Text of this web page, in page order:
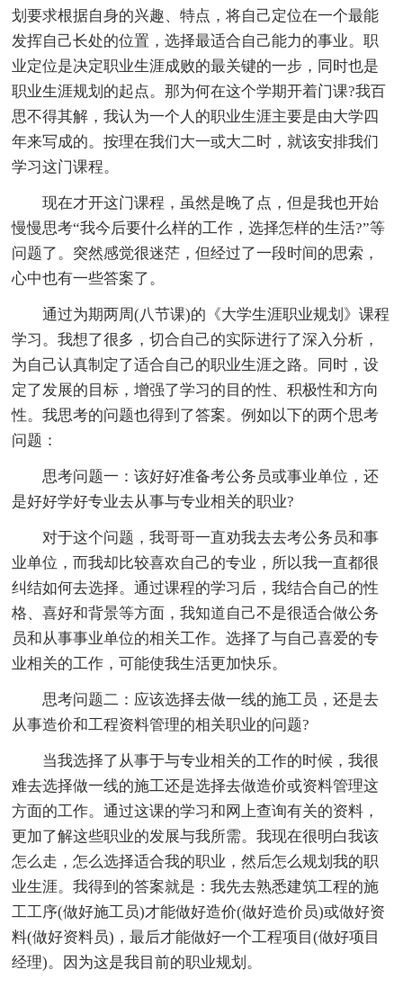
划要求根据自身的兴趣、特点，将自己定位在一个最能
发挥自己长处的位置，选择最适合自己能力的事业。职
业定位是决定职业生涯成败的最关键的一步，同时也是
职业生涯规划的起点。那为何在这个学期开着门课?我百
思不得其解，我认为一个人的职业生涯主要是由大学四
年来写成的。按理在我们大一或大二时，就该安排我们
学习这门课程。
现在才开这门课程，虽然是晚了点，但是我也开始
慢慢思考“我今后要什么样的工作，选择怎样的生活?”等
问题了。突然感觉很迷茫，但经过了一段时间的思索，
心中也有一些答案了。
通过为期两周(八节课)的《大学生涯职业规划》课程
学习。我想了很多，切合自己的实际进行了深入分析，
为自己认真制定了适合自己的职业生涯之路。同时，设
定了发展的目标，增强了学习的目的性、积极性和方向
性。我思考的问题也得到了答案。例如以下的两个思考
问题：
思考问题一：该好好准备考公务员或事业单位，还
是好好学好专业去从事与专业相关的职业?
对于这个问题，我哥哥一直劝我去去考公务员和事
业单位，而我却比较喜欢自己的专业，所以我一直都很
纠结如何去选择。通过课程的学习后，我结合自己的性
格、喜好和背景等方面，我知道自己不是很适合做公务
员和从事事业单位的相关工作。选择了与自己喜爱的专
业相关的工作，可能使我生活更加快乐。
思考问题二：应该选择去做一线的施工员，还是去
从事造价和工程资料管理的相关职业的问题?
当我选择了从事于与专业相关的工作的时候，我很
难去选择做一线的施工还是选择去做造价或资料管理这
方面的工作。通过这课的学习和网上查询有关的资料，
更加了解这些职业的发展与我所需。我现在很明白我该
怎么走，怎么选择适合我的职业，然后怎么规划我的职
业生涯。我得到的答案就是：我先去熟悉建筑工程的施
工工序(做好施工员)才能做好造价(做好造价员)或做好资
料(做好资料员)，最后才能做好一个工程项目(做好项目
经理)。因为这是我目前的职业规划。